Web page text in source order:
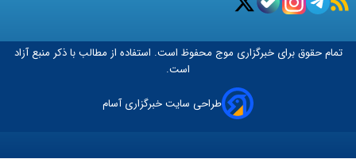
تمام حقوق برای خبرگزاری موج محفوظ است. استفاده از مطالب با ذکر منبع آزاد
است.
طراحی سایت خبرگزاری آسام